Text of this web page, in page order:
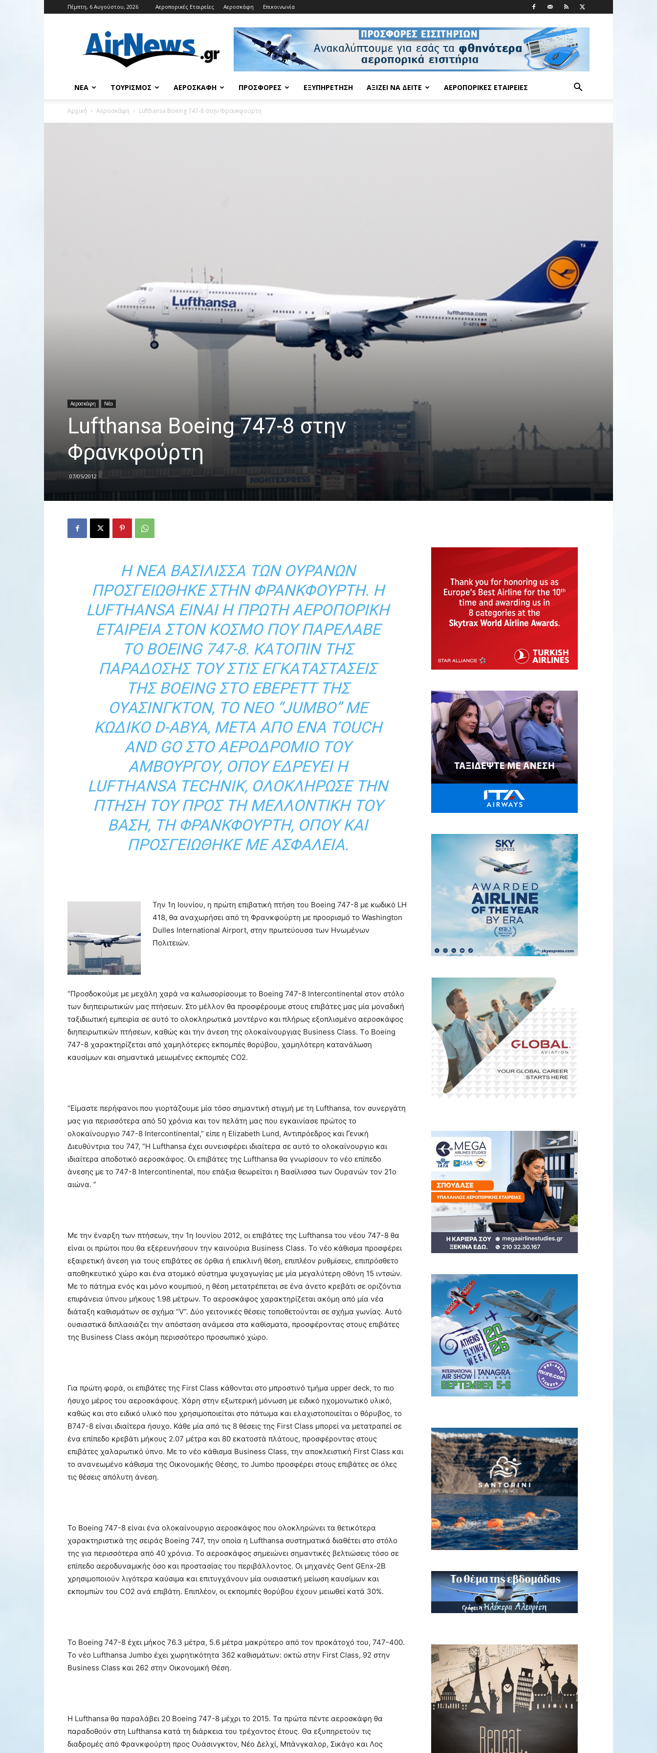
Πέμπτη, 6 Αυγούστου, 2026 Αεροπορικές Εταιρείες Αεροσκάφη Επικοινωνία
ΝΈΑ ΤΟΥΡΙΣΜΌΣ ΑΕΡΟΣΚΆΦΗ ΠΡΟΣΦΟΡΈΣ ΕΞΥΠΗΡΈΤΗΣΗ ΑΞΊΖΕΙ ΝΑ ΔΕΊΤΕ ΑΕΡΟΠΟΡΙΚΈΣ ΕΤΑΙΡΕΊΕΣ
Αρχική Αεροσκάφη Lufthansa Boeing 747-8 στην Φρανκφούρτη
Αεροσκάφη Νέα
Lufthansa Boeing 747-8 στην
Φρανκφούρτη
07/05/2012
Η ΝΈΑ ΒΑΣΊΛΙΣΣΑ ΤΩΝ ΟΥΡΑΝΏΝ
ΠΡΟΣΓΕΙΏΘΗΚΕ ΣΤΗΝ ΦΡΑΝΚΦΟΎΡΤΗ. Η
LUFTHANSA ΕΊΝΑΙ Η ΠΡΏΤΗ ΑΕΡΟΠΟΡΙΚΉ
ΕΤΑΙΡΕΊΑ ΣΤΟΝ ΚΌΣΜΟ ΠΟΥ ΠΑΡΈΛΑΒΕ
ΤΟ BOEING 747-8. ΚΑΤΌΠΙΝ ΤΗΣ
ΠΑΡΆΔΟΣΗΣ ΤΟΥ ΣΤΙΣ ΕΓΚΑΤΑΣΤΆΣΕΙΣ
ΤΗΣ BOEING ΣΤΟ ΈΒΕΡΕΤΤ ΤΗΣ
ΟΥΆΣΙΝΓΚΤΟΝ, ΤΟ ΝΈΟ “JUMBO” ΜΕ
ΚΩΔΙΚΌ D-ABYA, ΜΕΤΆ ΑΠΌ ΈΝΑ TOUCH
AND GO ΣΤΟ ΑΕΡΟΔΡΌΜΙΟ ΤΟΥ
ΑΜΒΟΎΡΓΟΥ, ΌΠΟΥ ΕΔΡΕΎΕΙ Η
LUFTHANSA TECHNIK, ΟΛΟΚΛΉΡΩΣΕ ΤΗΝ
ΠΤΉΣΗ ΤΟΥ ΠΡΟΣ ΤΗ ΜΕΛΛΟΝΤΙΚΉ ΤΟΥ
ΒΆΣΗ, ΤΗ ΦΡΑΝΚΦΟΎΡΤΗ, ΌΠΟΥ ΚΑΙ
ΠΡΟΣΓΕΙΏΘΗΚΕ ΜΕ ΑΣΦΆΛΕΙΑ.
Την 1η Ιουνίου, η πρώτη επιβατική πτήση του Boeing 747-8 με κωδικό LH
418, θα αναχωρήσει από τη Φρανκφούρτη με προορισμό το Washington
Dulles International Airport, στην πρωτεύουσα των Ηνωμένων
Πολιτειών.
“Προσδοκούμε με μεχάλη χαρά να καλωσορίσουμε το Boeing 747-8 Intercontinental στον στόλο
των διηπειρωτικών μας πτήσεων. Στο μέλλον θα προσφέρουμε στους επιβάτες μας μία μοναδική
ταξιδιωτική εμπειρία σε αυτό το ολοκληρωτικά μοντέρνο και πλήρως εξοπλισμένο αεροσκάφος
διηπειρωτικών πτήσεων, καθώς και την άνεση της ολοκαίνουργιας Business Class. Tο Boeing
747-8 χαρακτηρίζεται από χαμηλότερες εκπομπές θορύβου, χαμηλότερη κατανάλωση
καυσίμων και σημαντικά μειωμένες εκπομπές CO2.
“Είμαστε περήφανοι που γιορτάζουμε μία τόσο σημαντική στιγμή με τη Lufthansa, τον συνεργάτη
μας για περισσότερα από 50 χρόνια και τον πελάτη μας που εγκαινίασε πρώτος το
ολοκαίνουργιο 747-8 Intercontinental,” είπε η Elizabeth Lund, Αντιπρόεδρος και Γενική
Διευθύντρια του 747, “Η Lufthansa έχει συνεισφέρει ιδιαίτερα σε αυτό το ολοκαίνουργιο και
ιδιαίτερα αποδοτικό αεροσκάφος. Οι επιβάτες της Lufthansa θα γνωρίσουν το νέο επίπεδο
άνεσης με το 747-8 Intercontinental, που επάξια θεωρείται η Βασίλισσα των Ουρανών τον 21ο
αιώνα. ”
Με την έναρξη των πτήσεων, την 1η Ιουνίου 2012, οι επιβάτες της Lufthansa του νέου 747-8 θα
είναι οι πρώτοι που θα εξερευνήσουν την καινούρια Business Class. Το νέο κάθισμα προσφέρει
εξαιρετική άνεση για τους επιβάτες σε όρθια ή επικλινή θέση, επιπλέον ρυθμίσεις, επιπρόσθετο
αποθηκευτικό χώρο και ένα ατομικό σύστημα ψυχαγωγίας με μία μεγαλύτερη οθόνη 15 ιντσών.
Με το πάτημα ενός και μόνο κουμπιού, η θέση μετατρέπεται σε ένα άνετο κρεβάτι σε οριζόντια
επιφάνεια ύπνου μήκους 1.98 μέτρων. Το αεροσκάφος χαρακτηρίζεται ακόμη από μία νέα
διάταξη καθισμάτων σε σχήμα “V”. Δύο γειτονικές θέσεις τοποθετούνται σε σχήμα γωνίας. Αυτό
ουσιαστικά διπλασιάζει την απόσταση ανάμεσα στα καθίσματα, προσφέροντας στους επιβάτες
της Business Class ακόμη περισσότερο προσωπικό χώρο.
Για πρώτη φορά, οι επιβάτες της First Class κάθονται στο μπροστινό τμήμα upper deck, το πιο
ήσυχο μέρος του αεροσκάφους. Χάρη στην εξωτερική μόνωση με ειδικό ηχομονωτικό υλικό,
καθώς και στο ειδικό υλικό που χρησιμοποιείται στο πάτωμα και ελαχιστοποιείται ο θόρυβος, το
B747-8 είναι ιδιαίτερα ήσυχο. Κάθε μία από τις 8 θέσεις της First Class μπορεί να μετατραπεί σε
ένα επίπεδο κρεβάτι μήκους 2.07 μέτρα και 80 εκατοστά πλάτους, προσφέροντας στους
επιβάτες χαλαρωτικό ύπνο. Με το νέο κάθισμα Business Class, την αποκλειστική First Class και
το ανανεωμένο κάθισμα της Οικονομικής Θέσης, το Jumbo προσφέρει στους επιβάτες σε όλες
τις θέσεις απόλυτη άνεση.
Το Boeing 747-8 είναι ένα ολοκαίνουργιο αεροσκάφος που ολοκληρώνει τα θετικότερα
χαρακτηριστικά της σειράς Boeing 747, την οποία η Lufthansa συστηματικά διαθέτει στο στόλο
της για περισσότερα από 40 χρόνια. Το αεροσκάφος σημειώνει σημαντικές βελτιώσεις τόσο σε
επίπεδο αεροδυναμικής όσο και προστασίας του περιβάλλοντος. Οι μηχανές Gent GEnx-2B
χρησιμοποιούν λιγότερα καύσιμα και επιτυγχάνουν μία ουσιαστική μείωση καυσίμων και
εκπομπών του CO2 ανά επιβάτη. Επιπλέον, οι εκπομπές θορύβου έχουν μειωθεί κατά 30%.
Το Boeing 747-8 έχει μήκος 76.3 μέτρα, 5.6 μέτρα μακρύτερο από τον προκάτοχό του, 747-400.
Το νέο Lufthansa Jumbo έχει χωρητικότητα 362 καθισμάτων: οκτώ στην First Class, 92 στην
Business Class και 262 στην Οικονομική Θέση.
Η Lufthansa θα παραλάβει 20 Boeing 747-8 μέχρι το 2015. Τα πρώτα πέντε αεροσκάφη θα
παραδοθούν στη Lufthansa κατά τη διάρκεια του τρέχοντος έτους. Θα εξυπηρετούν τις
διαδρομές από Φρανκφούρτη προς Ουάσινγκτον, Νέο Δελχί, Μπάνγκαλορ, Σικάγο και Λος